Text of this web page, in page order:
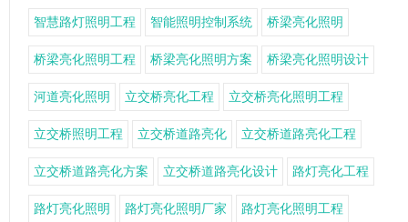
智慧路灯照明工程 智能照明控制系统 桥梁亮化照明
桥梁亮化照明工程 桥梁亮化照明方案 桥梁亮化照明设计
河道亮化照明 立交桥亮化工程 立交桥亮化照明工程
立交桥照明工程 立交桥道路亮化 立交桥道路亮化工程
立交桥道路亮化方案 立交桥道路亮化设计 路灯亮化工程
路灯亮化照明 路灯亮化照明厂家 路灯亮化照明工程